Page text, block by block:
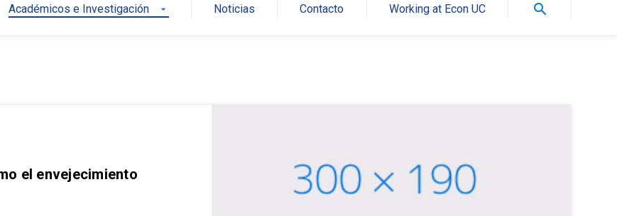
Académicos e Investigación arrow_drop_down Noticias Contacto Working at Econ UC search
el envejecimiento